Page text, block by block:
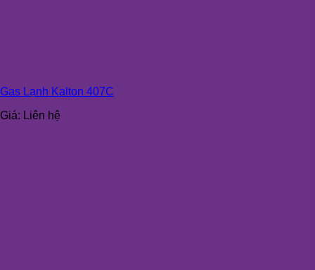
Gas Lạnh Kalton 407C
Giá: Liên hệ